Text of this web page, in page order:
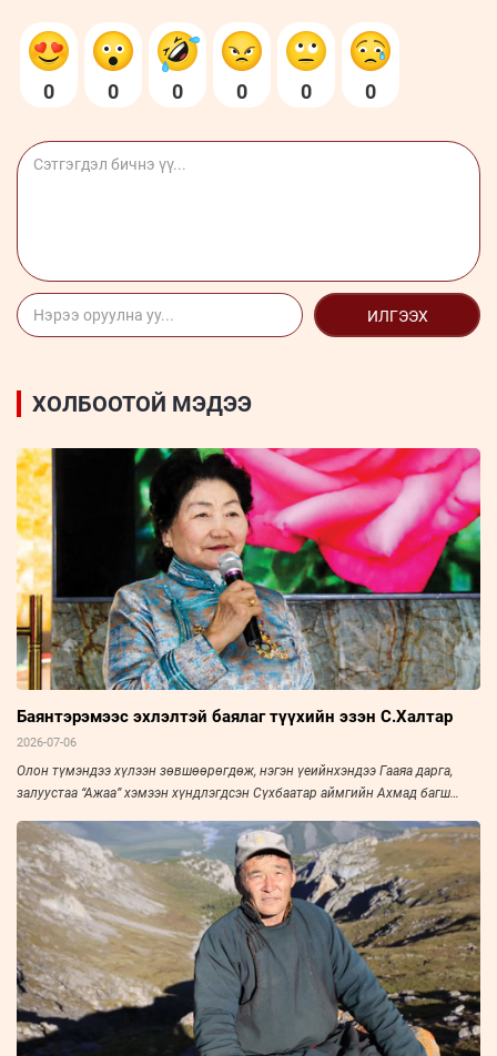
0 0 0 0 0 0
ИЛГЭЭХ
ХОЛБООТОЙ МЭДЭЭ
Баянтэрэмээс эхлэлтэй баялаг түүхийн эзэн С.Халтар
2026-07-06
Олон түмэндээ хүлээн зөвшөөрөгдөж, нэгэн үеийнхэндээ Гааяа дарга,
залуустаа “Ажаа” хэмээн хүндлэгдсэн Сүхбаатар аймгийн Ахмад багш
“Зууны мэдээ” сонин “Амьдралын тойрог” буландаа урьж, ярилцлаа. Эрч
хүч дүүрэн амьдарсан эрхэм хүний ярианаас улс, орны нийгэм, эдийн
засаг, улс төрийн амьдралын нэгэн үе ихэд тодхон харагдана.